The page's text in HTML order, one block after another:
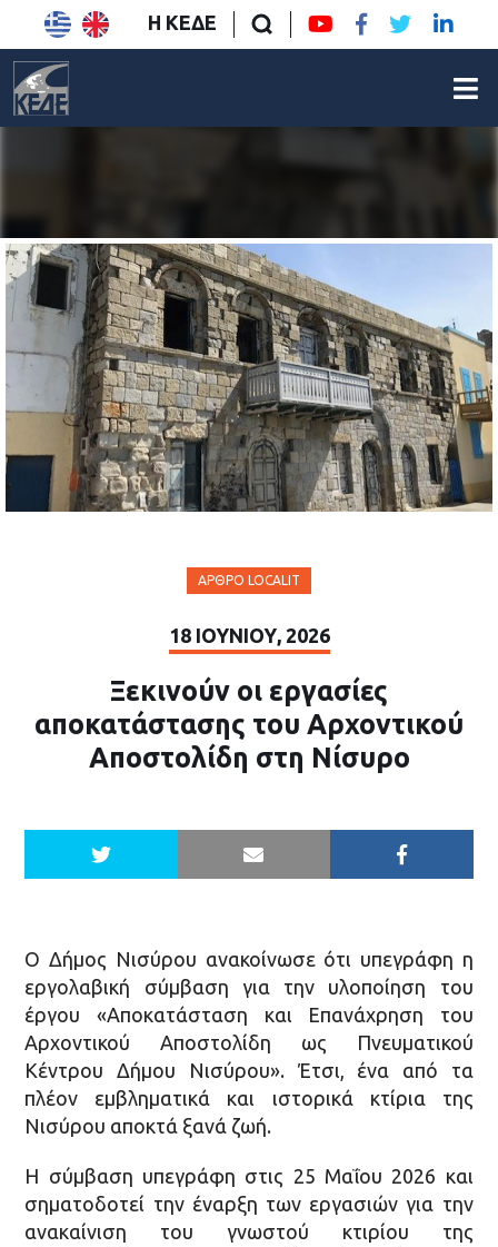
Η ΚΕΔΕ
ΆΡΘΡΟ LOCALIT
18 ΙΟΥΝΊΟΥ, 2026
Ξεκινούν οι εργασίες
αποκατάστασης του Αρχοντικού
Αποστολίδη στη Νίσυρο
Ο Δήμος Νισύρου ανακοίνωσε ότι υπεγράφη η
εργολαβική σύμβαση για την υλοποίηση του
έργου «Αποκατάσταση και Επανάχρηση του
Αρχοντικού Αποστολίδη ως Πνευματικού
Κέντρου Δήμου Νισύρου». Έτσι, ένα από τα
πλέον εμβληματικά και ιστορικά κτίρια της
Νισύρου αποκτά ξανά ζωή.
Η σύμβαση υπεγράφη στις 25 Μαΐου 2026 και
σηματοδοτεί την έναρξη των εργασιών για την
ανακαίνιση του γνωστού κτιρίου της